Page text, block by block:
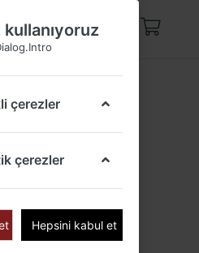
çerezler
çerezler
Hepsini kabul et